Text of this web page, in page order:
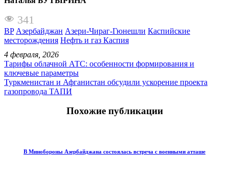
341
BP Азербайджан Азери-Чираг-Гюнешли Каспийские
месторождения Нефть и газ Каспия
4 февраля, 2026
Тарифы облачной АТС: особенности формирования и
ключевые параметры
Туркменистан и Афганистан обсудили ускорение проекта
газопровода ТАПИ
Похожие публикации
В Минобороны Азербайджана состоялась встреча с военными атташе